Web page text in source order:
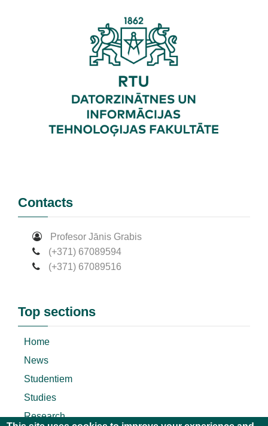
Contacts
Profesor Jānis Grabis
(+371) 67089594
(+371) 67089516
Top sections
Home
News
Studentiem
Studies
Research